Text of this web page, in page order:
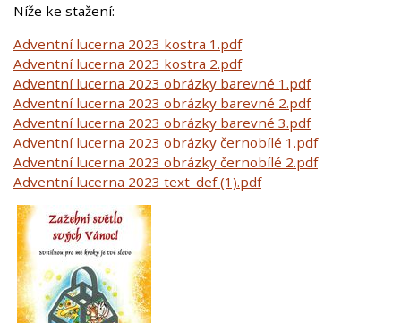
Níže ke stažení:
Adventní lucerna 2023 kostra 1.pdf
Adventní lucerna 2023 kostra 2.pdf
Adventní lucerna 2023 obrázky barevné 1.pdf
Adventní lucerna 2023 obrázky barevné 2.pdf
Adventní lucerna 2023 obrázky barevné 3.pdf
Adventní lucerna 2023 obrázky černobílé 1.pdf
Adventní lucerna 2023 obrázky černobílé 2.pdf
Adventní lucerna 2023 text_def (1).pdf